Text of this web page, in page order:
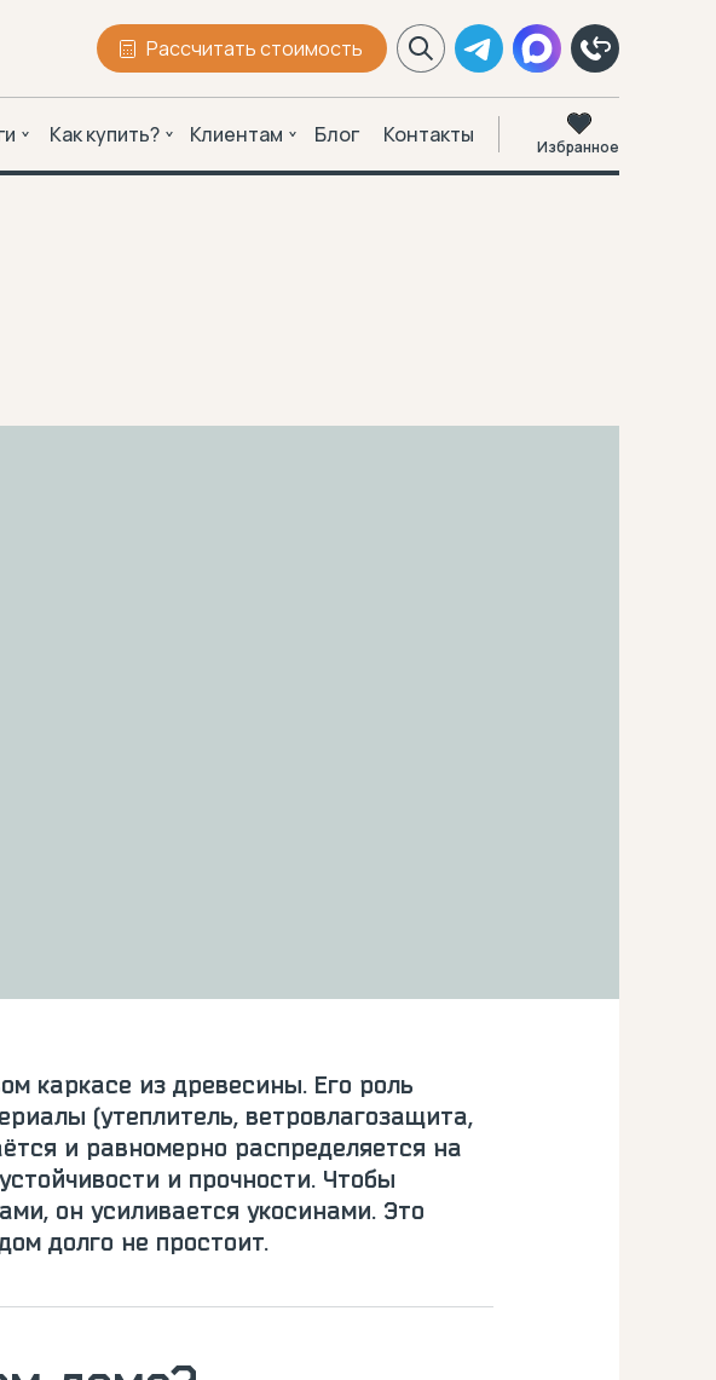
Рассчитать стоимость
Как купить? Клиентам Блог Контакты Избранное
каркасе из древесины. Его роль
(утеплитель, ветровлагозащита,
и равномерно распределяется на
и прочности. Чтобы
он усиливается укосинами. Это
долго не простоит.